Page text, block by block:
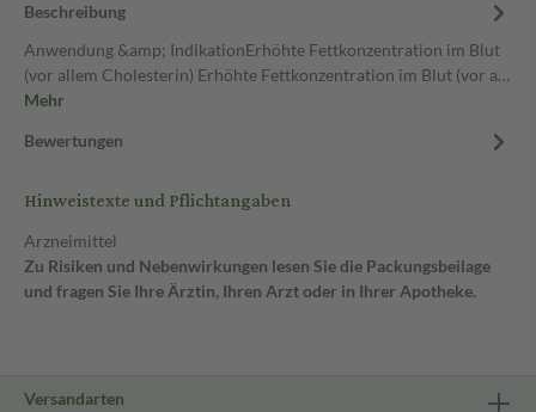
Beschreibung
Anwendung &amp; IndikationErhöhte Fettkonzentration im Blut
(vor allem Cholesterin) Erhöhte Fettkonzentration im Blut (vor a…
Mehr
Bewertungen
Hinweistexte und Pflichtangaben
Arzneimittel
Zu Risiken und Nebenwirkungen lesen Sie die Packungsbeilage
und fragen Sie Ihre Ärztin, Ihren Arzt oder in Ihrer Apotheke.
Versandarten